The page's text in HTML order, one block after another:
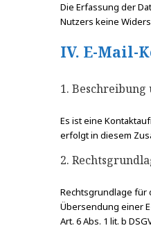
Die Erfassung der
Nutzers keine
IV. E-Mail-
1.
Es ist eine
erfolgt in diesem
2.
Rechtsgrundlage für
Übersendung einer
Art. 6 Abs. 1 lit. b